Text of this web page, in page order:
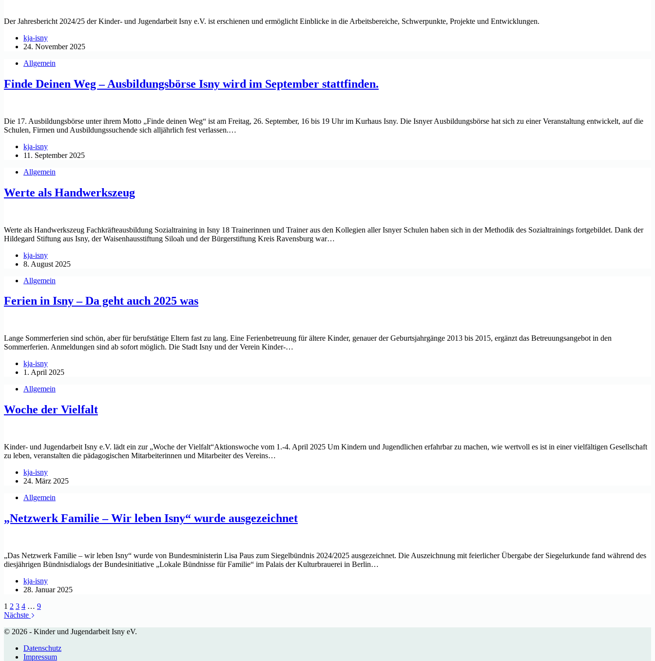
Der Jahresbericht 2024/25 der Kinder- und Jugendarbeit Isny e.V. ist erschienen und ermöglicht Einblicke in die Arbeitsbereiche, Schwerpunkte, Projekte und Entwicklungen.
kja-isny
24. November 2025
Allgemein
Finde Deinen Weg – Ausbildungsbörse Isny wird im September stattfinden.
Die 17. Ausbildungsbörse unter ihrem Motto „Finde deinen Weg“ ist am Freitag, 26. September, 16 bis 19 Uhr im Kurhaus Isny. Die Isnyer Ausbildungsbörse hat sich zu einer Veranstaltung entwickelt, auf die
Schulen, Firmen und Ausbildungssuchende sich alljährlich fest verlassen.…
kja-isny
11. September 2025
Allgemein
Werte als Handwerkszeug
Werte als Handwerkszeug Fachkräfteausbildung Sozialtraining in Isny 18 Trainerinnen und Trainer aus den Kollegien aller Isnyer Schulen haben sich in der Methodik des Sozialtrainings fortgebildet. Dank der
Hildegard Stiftung aus Isny, der Waisenhausstiftung Siloah und der Bürgerstiftung Kreis Ravensburg war…
kja-isny
8. August 2025
Allgemein
Ferien in Isny – Da geht auch 2025 was
Lange Sommerferien sind schön, aber für berufstätige Eltern fast zu lang. Eine Ferienbetreuung für ältere Kinder, genauer der Geburtsjahrgänge 2013 bis 2015, ergänzt das Betreuungsangebot in den
Sommerferien. Anmeldungen sind ab sofort möglich. Die Stadt Isny und der Verein Kinder-…
kja-isny
1. April 2025
Allgemein
Woche der Vielfalt
Kinder- und Jugendarbeit Isny e.V. lädt ein zur „Woche der Vielfalt“Aktionswoche vom 1.-4. April 2025 Um Kindern und Jugendlichen erfahrbar zu machen, wie wertvoll es ist in einer vielfältigen Gesellschaft
zu leben, veranstalten die pädagogischen Mitarbeiterinnen und Mitarbeiter des Vereins…
kja-isny
24. März 2025
Allgemein
„Netzwerk Familie – Wir leben Isny“ wurde ausgezeichnet
„Das Netzwerk Familie – wir leben Isny“ wurde von Bundesministerin Lisa Paus zum Siegelbündnis 2024/2025 ausgezeichnet. Die Auszeichnung mit feierlicher Übergabe der Siegelurkunde fand während des
diesjährigen Bündnisdialogs der Bundesinitiative „Lokale Bündnisse für Familie“ im Palais der Kulturbrauerei in Berlin…
kja-isny
28. Januar 2025
1 2 3 4 … 9
Nächste
© 2026 - Kinder und Jugendarbeit Isny eV.
Datenschutz
Impressum